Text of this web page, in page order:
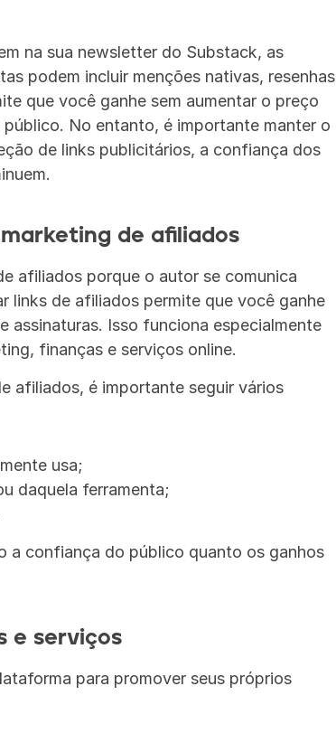
na sua newsletter do Substack, as
podem incluir menções nativas, resenhas
que você ganhe sem aumentar o preço
No entanto, é importante manter o
de links publicitários, a confiança dos
de afiliados
afiliados porque o autor se comunica
links de afiliados permite que você ganhe
assinaturas. Isso funciona especialmente
finanças e serviços online.
afiliados, é importante seguir vários
usa;
daquela ferramenta;
a confiança do público quanto os ganhos
e serviços
para promover seus próprios